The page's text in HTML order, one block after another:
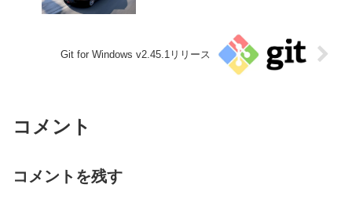
Git for Windows v2.45.1リリース
コメント
コメントを残す